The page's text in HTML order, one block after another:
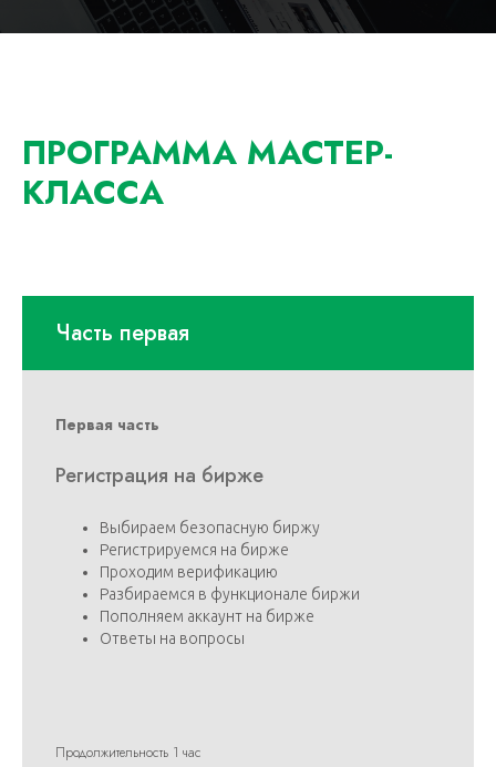
ПРОГРАММА МАСТЕР-
КЛАССА
Часть первая
Первая часть
Регистрация на бирже
Выбираем безопасную биржу
Регистрируемся на бирже
Проходим верификацию
Разбираемся в функционале биржи
Пополняем аккаунт на бирже
Ответы на вопросы
Продолжительность 1 час